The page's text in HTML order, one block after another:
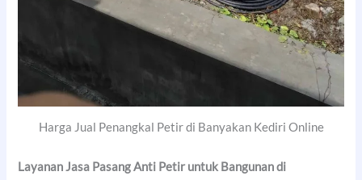
Harga Jual Penangkal Petir di Banyakan Kediri Online
Layanan Jasa Pasang Anti Petir untuk Bangunan di